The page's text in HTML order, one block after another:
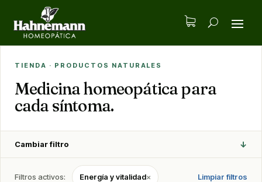
TIENDA · PRODUCTOS NATURALES
Medicina homeopática para
cada síntoma.
Cambiar filtro ↓
Filtros activos: Energía y vitalidad× Limpiar filtros